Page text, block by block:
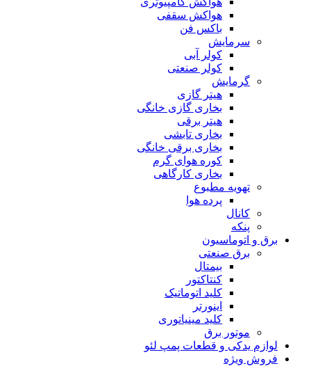
هواکش سقفی
باکس فن
سرمایش
کولر آبی
کولر صنعتی
گرمایش
هیتر گازی
بخاری گازی خانگی
هیتر برقی
بخاری تابشی
بخاری برقی خانگی
کوره هوای گرم
بخاری کارگاهی
تهویه مطبوع
پرده هوا
کانال
پنکه
برق و اتوماسیون
برق صنعتی
بیمتال
کنتاکتور
کلید اتوماتیک
اینورتر
کلید مینیاتوری
موتور برق
لوازم یدکی و قطعات پمپ لئو
فروش ویژه